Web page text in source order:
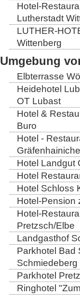
Hotel-
Lutherstadt
LUTHER-
Wittenberg
Umgebung
Elbterrasse
Heidehotel
OT Lubast
Hotel &
Buro
Hotel -
Hotel Landgut
Hotel
Hotel Schloss
Hotel-Pension
Hotel-
Pretzsch/Elbe
Landgasthof
Parkhotel Bad
Schmiedeberg
Parkhotel
Ringhotel